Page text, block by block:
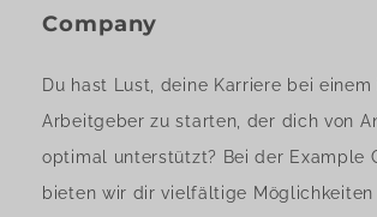
Company
Du hast Lust, deine Karriere bei einem
Arbeitgeber zu starten, der dich von
optimal unterstützt? Bei der Example
bieten wir dir vielfältige Möglichkeiten